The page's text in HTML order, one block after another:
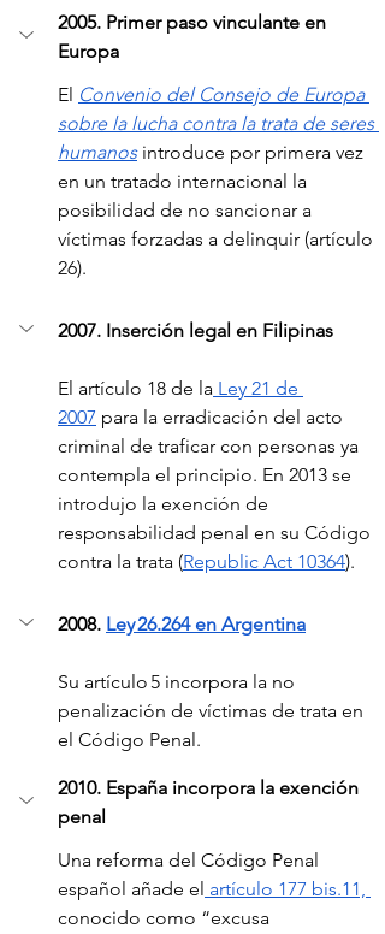
2005. Primer paso vinculante en
Europa
El Convenio del Consejo de Europa
sobre la lucha contra la trata de seres
humanos introduce por primera vez
en un tratado internacional la
posibilidad de no sancionar a
víctimas forzadas a delinquir (artículo
26).
2007. Inserción legal en Filipinas
El artículo 18 de la Ley 21 de
2007 para la erradicación del acto
criminal de traficar con personas ya
contempla el principio. En 2013 se
introdujo la exención de
responsabilidad penal en su Código
contra la trata (Republic Act 10364).
2008. Ley 26.264 en Argentina
Su artículo 5 incorpora la no
penalización de víctimas de trata en
el Código Penal.
2010. España incorpora la exención
penal
Una reforma del Código Penal
español añade el artículo 177 bis.11,
conocido como “excusa